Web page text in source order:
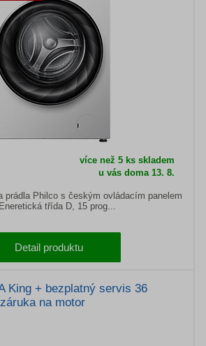
více než 5 ks skladem
u vás doma 13. 8.
prádla Philco s českým ovládacím panelem
třída D, 15 prog...
Detail produktu
King + bezplatný servis 36
na motor